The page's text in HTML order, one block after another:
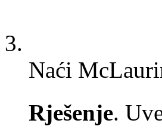
3.
Naći
Rješenje.